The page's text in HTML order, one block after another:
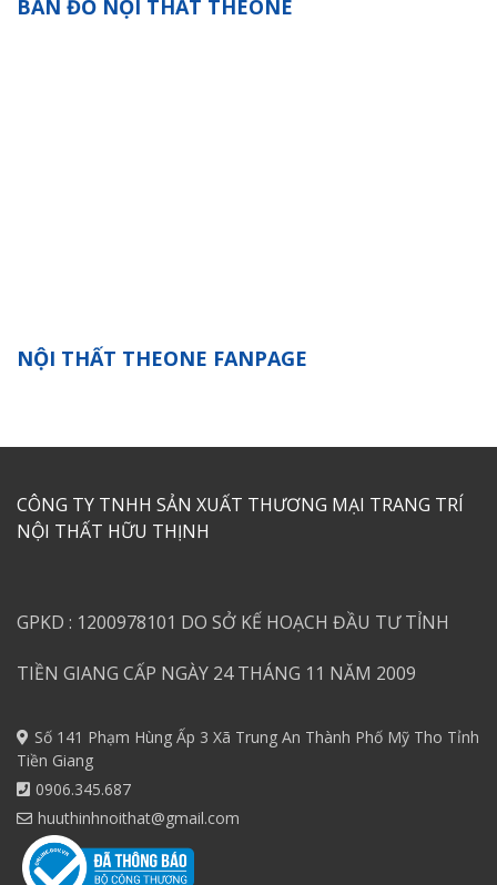
BẢN ĐỒ NỘI THẤT THEONE
NỘI THẤT THEONE FANPAGE
CÔNG TY TNHH SẢN XUẤT THƯƠNG MẠI TRANG TRÍ
NỘI THẤT HỮU THỊNH
GPKD : 1200978101 DO SỞ KẾ HOẠCH ĐẦU TƯ TỈNH
TIỀN GIANG CẤP NGÀY 24 THÁNG 11 NĂM 2009
Số 141 Phạm Hùng Ấp 3 Xã Trung An Thành Phố Mỹ Tho Tỉnh
Tiền Giang
0906.345.687
huuthinhnoithat@gmail.com